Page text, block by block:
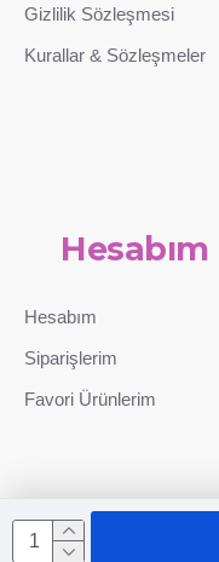
Gizlilik Sözleşmesi
Kurallar & Sözleşmeler
Hesabım
Hesabım
Siparişlerim
Favori Ürünlerim